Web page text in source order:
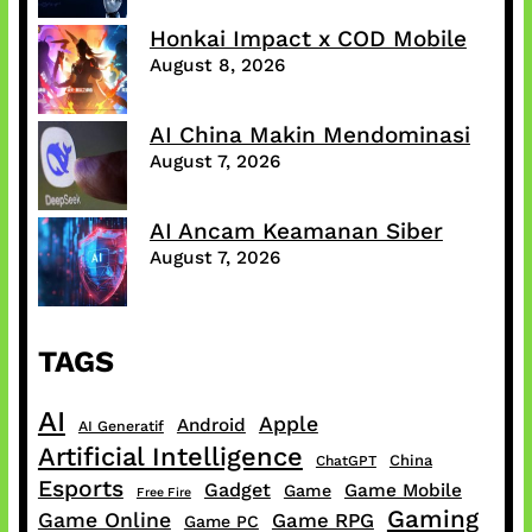
Honkai Impact x COD Mobile
August 8, 2026
AI China Makin Mendominasi
August 7, 2026
AI Ancam Keamanan Siber
August 7, 2026
TAGS
AI AI Generatif Android Apple
Artificial Intelligence ChatGPT China
Esports Free Fire Gadget Game Game Mobile
Game Online Game PC Game RPG Gaming